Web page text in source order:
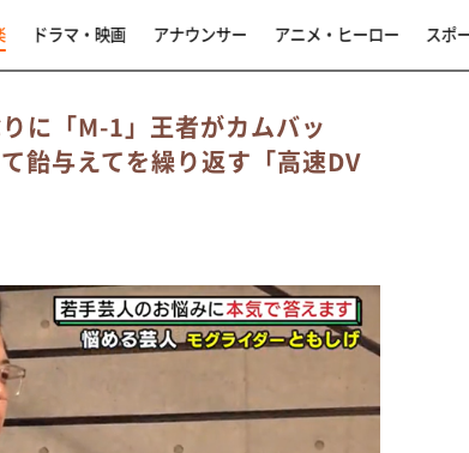
ドラマ・映画 アナウンサー アニメ・ヒーロー スポ
に「M-1」王者がカムバッ
飴与えてを繰り返す「高速DV